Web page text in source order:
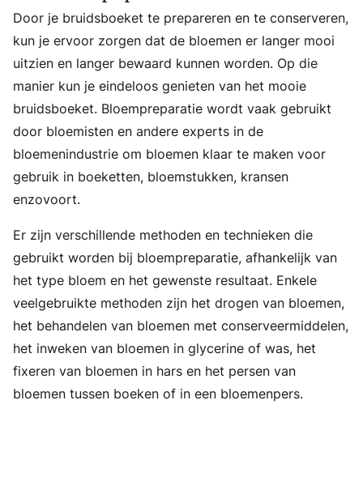
Door je bruidsboeket te prepareren en te conserveren,
kun je ervoor zorgen dat de bloemen er langer mooi
uitzien en langer bewaard kunnen worden. Op die
manier kun je eindeloos genieten van het mooie
bruidsboeket. Bloempreparatie wordt vaak gebruikt
door bloemisten en andere experts in de
bloemenindustrie om bloemen klaar te maken voor
gebruik in boeketten, bloemstukken, kransen
enzovoort.
Er zijn verschillende methoden en technieken die
gebruikt worden bij bloempreparatie, afhankelijk van
het type bloem en het gewenste resultaat. Enkele
veelgebruikte methoden zijn het drogen van bloemen,
het behandelen van bloemen met conserveermiddelen,
het inweken van bloemen in glycerine of was, het
fixeren van bloemen in hars en het persen van
bloemen tussen boeken of in een bloemenpers.